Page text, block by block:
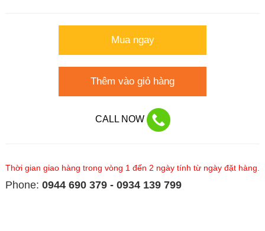
Mua ngay
Thêm vào giỏ hàng
CALL NOW
Thời gian giao hàng trong vòng 1 đến 2 ngày tính từ ngày đặt hàng.
Phone: 0944 690 379 - 0934 139 799